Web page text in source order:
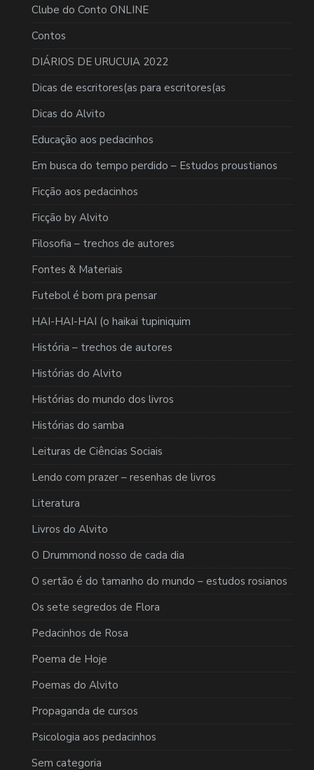
Clube do Conto ONLINE
Contos
DIÁRIOS DE URUCUIA 2022
Dicas de escritores(as para escritores(as
Dicas do Alvito
Educação aos pedacinhos
Em busca do tempo perdido – Estudos proustianos
Ficção aos pedacinhos
Ficção by Alvito
Filosofia – trechos de autores
Fontes & Materiais
Futebol é bom pra pensar
HAI-HAI-HAI (o haikai tupiniquim
História – trechos de autores
Histórias do Alvito
Histórias do mundo dos livros
Histórias do samba
Leituras de Ciências Sociais
Lendo com prazer – resenhas de livros
Literatura
Livros do Alvito
O Drummond nosso de cada dia
O sertão é do tamanho do mundo – estudos rosianos
Os sete segredos de Flora
Pedacinhos de Rosa
Poema de Hoje
Poemas do Alvito
Propaganda de cursos
Psicologia aos pedacinhos
Sem categoria